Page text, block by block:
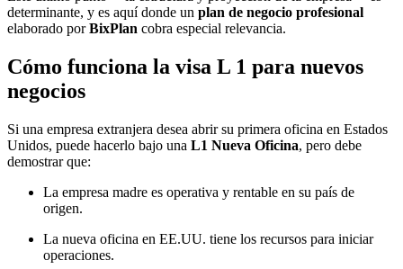
determinante, y es aquí donde un plan de negocio profesional
elaborado porBixPlan cobra especial relevancia.
Cómo funciona la visa L 1 para nuevos
negocios
Si una empresa extranjera desea abrir su primera oficina en Estados
Unidos, puede hacerlo bajo una L1 Nueva Oficina, pero debe
demostrar que:
La empresa madre es operativa y rentable en su país de
origen.
La nueva oficina en EE.UU. tiene los recursos para iniciar
operaciones.